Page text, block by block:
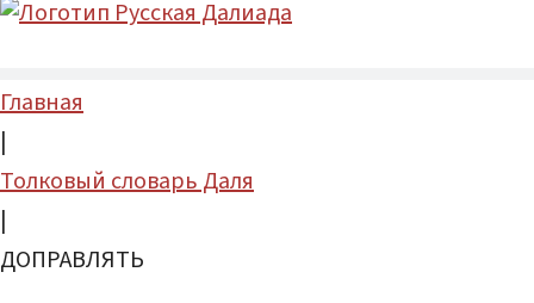
Главная
|
Толковый словарь Даля
|
ДОПРАВЛЯТЬ